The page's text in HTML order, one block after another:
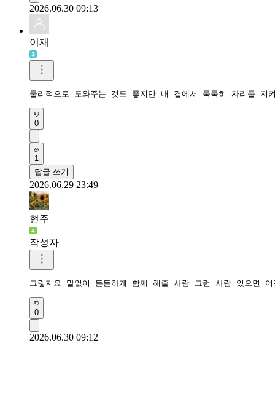
2026.06.30 09:13
이재
물리적으로 도와주는 것도 좋지만 내 곁에서 묵묵히 자리를 지
0
1
답글 쓰기
2026.06.29 23:49
현주
작성자
그렇지요 말없이 든든하게 함께 해줄 사람 그런 사람 있으면
0
2026.06.30 09:12